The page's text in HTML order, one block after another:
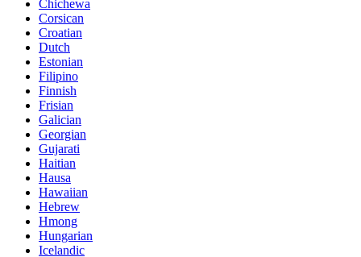
Chichewa
Corsican
Croatian
Dutch
Estonian
Filipino
Finnish
Frisian
Galician
Georgian
Gujarati
Haitian
Hausa
Hawaiian
Hebrew
Hmong
Hungarian
Icelandic